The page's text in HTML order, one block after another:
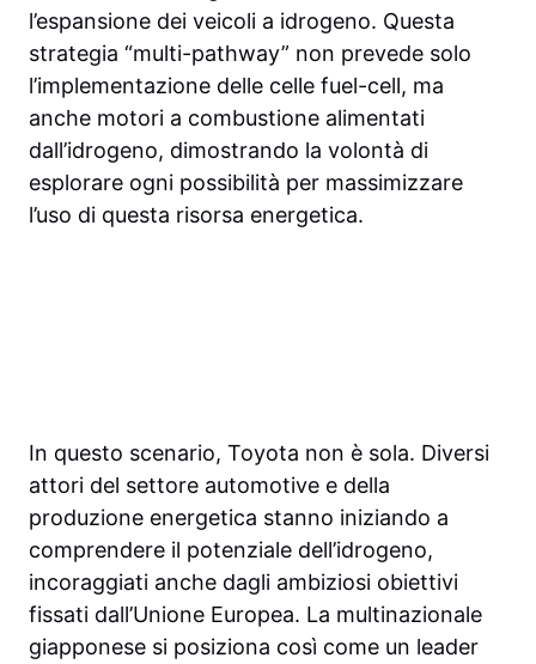
l’espansione dei veicoli a idrogeno. Questa
strategia “multi-pathway” non prevede solo
l’implementazione delle celle fuel-cell, ma
anche motori a combustione alimentati
dall’idrogeno, dimostrando la volontà di
esplorare ogni possibilità per massimizzare
l’uso di questa risorsa energetica.
In questo scenario, Toyota non è sola. Diversi
attori del settore automotive e della
produzione energetica stanno iniziando a
comprendere il potenziale dell’idrogeno,
incoraggiati anche dagli ambiziosi obiettivi
fissati dall’Unione Europea. La multinazionale
giapponese si posiziona così come un leader